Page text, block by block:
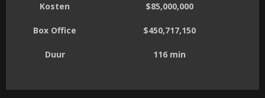
Kosten $85,000,000
Box Office $450,717,150
Duur 116 min